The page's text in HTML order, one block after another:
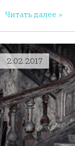
Читать далее »
2.02.2017